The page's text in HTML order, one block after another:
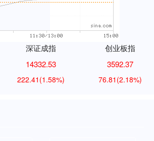
深证成指
14332.53
222.41 (1.58%)
创业板指
3592.37
76.81 (2.18%)